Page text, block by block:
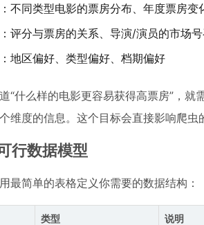
：不同类型电影的票房分布、年度票房变
：评分与票房的关系、导演/演员的市场
：地区偏好、类型偏好、档期偏好
“什么样的电影更容易获得高票房”，
维度的信息。这个目标会直接影响爬
行数据模型
最简单的表格定义你需要的数据结构：
类型 说明